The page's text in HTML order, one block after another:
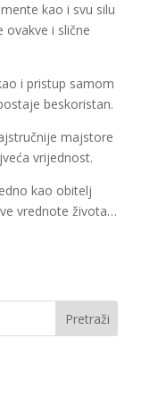
kao i svu silu
i slične
i pristup samom
beskoristan.
majstore
vrijednost.
kao obitelj
vrednote života…